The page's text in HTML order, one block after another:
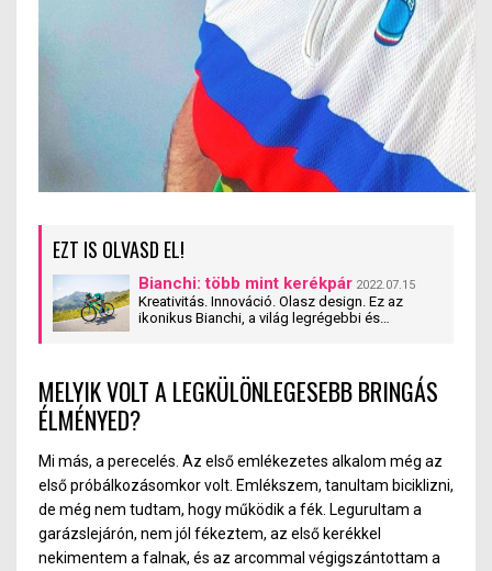
EZT IS OLVASD EL!
Bianchi: több mint kerékpár 2022.07.15
Kreativitás. Innováció. Olasz design. Ez az
ikonikus Bianchi, a világ legrégebbi és
Fausto Coppi és Marco Pantani és napjaink
legkiválóbb versenyzői által elnyert Tour de
France és Giro d’Italia győzelmek, illetve
márka története izgalmasabb.
MELYIK VOLT A LEGKÜLÖNLEGESEBB BRINGÁS
ÉLMÉNYED?
Mi más, a perecelés. Az első emlékezetes alkalom még az
első próbálkozásomkor volt. Emlékszem, tanultam biciklizni,
de még nem tudtam, hogy működik a fék. Legurultam a
garázslejárón, nem jól fékeztem, az első kerékkel
nekimentem a falnak, és az arcommal végigszántottam a